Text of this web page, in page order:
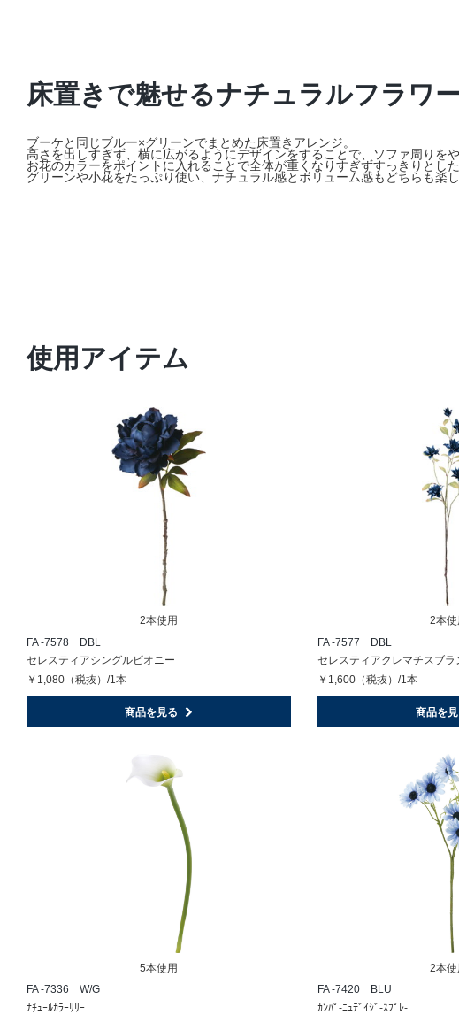
床置きで魅せるナチュラルフラワ
ブーケと同じブルー×グリーンでまとめた床置きアレンジ。
高さを出しすぎず、横に広がるようにデザインをすることで、ソファ周りを
お花のカラーをポイントに入れることで全体が重くなりすぎずすっきりとし
グリーンや小花をたっぷり使い、ナチュラル感とボリューム感もどちらも楽
使用アイテム
2本使用
FA -7578 DBL
セレスティアシングルピオニー
￥1,080（税抜）/1本
商品を見る
2本使
FA -7577 DBL
セレスティアクレマチスブラ
￥1,600（税抜）/1本
商品を
5本使用
FA -7336 W/G
ﾅﾁｭｰﾙｶﾗｰﾘﾘｰ
2本使
FA -7420 BLU
ｶﾝﾊﾟ-ﾆｭﾃﾞｲｼﾞ-ｽﾌﾟﾚ-